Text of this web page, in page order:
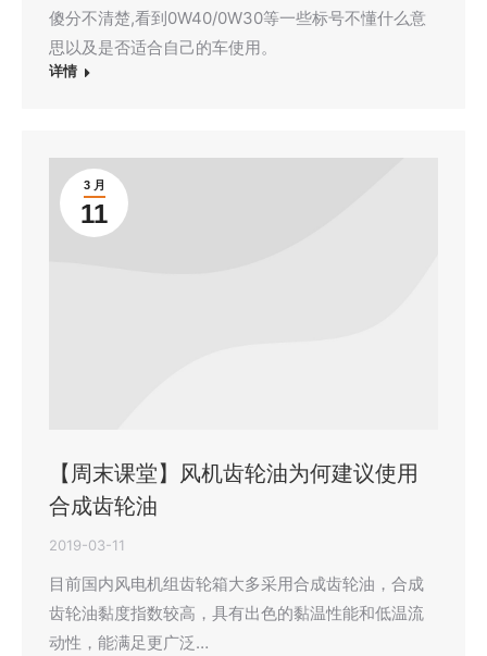
傻分不清楚,看到0W40/0W30等一些标号不懂什么意
思以及是否适合自己的车使用。
详情
3 月
11
【周末课堂】风机齿轮油为何建议使用
合成齿轮油
2019-03-11
目前国内风电机组齿轮箱大多采用合成齿轮油，合成
齿轮油黏度指数较高，具有出色的黏温性能和低温流
动性，能满足更广泛…